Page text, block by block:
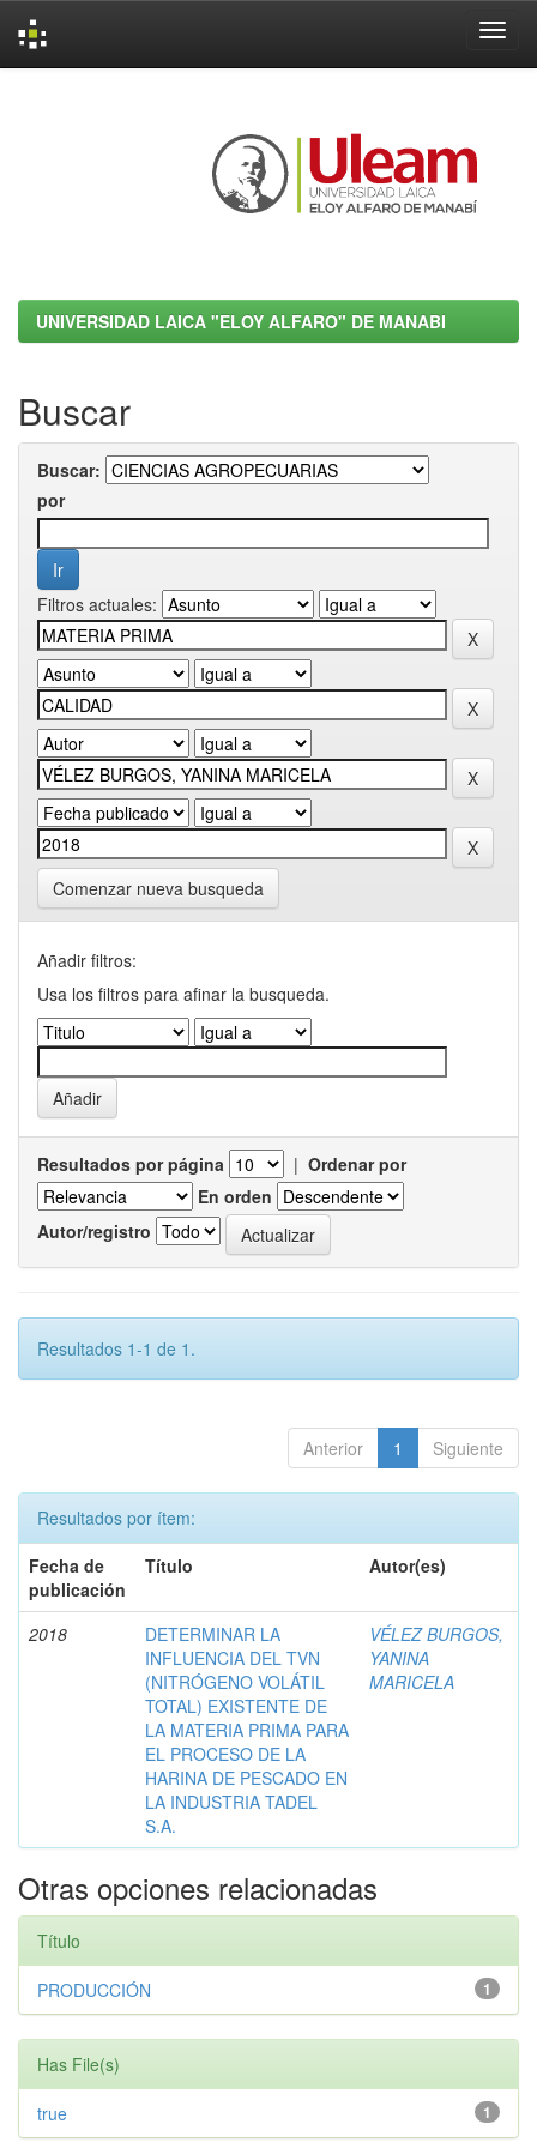
UNIVERSIDAD LAICA "ELOY ALFARO" DE MANABI
Buscar
Buscar:
por
Filtros actuales:
Comenzar nueva busqueda
Añadir filtros:
Usa los filtros para afinar la busqueda.
Resultados por página | Ordenar por
En orden
Autor/registro
Resultados 1-1 de 1.
Anterior 1 Siguiente
Resultados por ítem:
Fecha de
publicación
Título Autor(es)
2018
DETERMINAR LA
INFLUENCIA DEL TVN
(NITRÓGENO VOLÁTIL
TOTAL) EXISTENTE DE
LA MATERIA PRIMA PARA
EL PROCESO DE LA
HARINA DE PESCADO EN
LA INDUSTRIA TADEL
S.A.
VÉLEZ BURGOS,
YANINA
MARICELA
Otras opciones relacionadas
Título
1
PRODUCCIÓN
Has File(s)
1
true